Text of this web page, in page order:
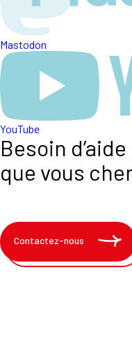
Mastodon
YouTube
Besoin
que vous
Contactez-nous